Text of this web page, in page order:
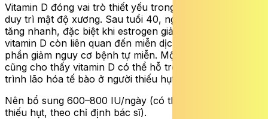
Vitamin D đóng vai trò thiết yếu trong hấp thu canxi và
duy trì mật độ xương. Sau tuổi 40, nguy cơ loãng xương
tăng nhanh, đặc biệt khi estrogen giảm. Ngoài ra,
vitamin D còn liên quan đến miễn dịch và có thể góp
phần giảm nguy cơ bệnh tự miễn. Một số nghiên cứu
cũng cho thấy vitamin D có thể hỗ trợ làm chậm quá
trình lão hóa tế bào ở người thiếu hụt.
Nên bổ sung 600–800 IU/ngày (có thể cao hơn nếu
thiếu hụt, theo chỉ định bác sĩ).